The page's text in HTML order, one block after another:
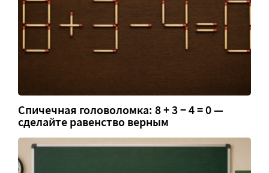
Спичечная головоломка: 8 + 3 − 4 = 0 —
сделайте равенство верным